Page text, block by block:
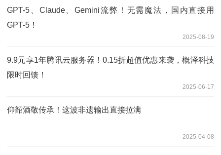
GPT-5、Claude、Gemini流弊！无需魔法，国内直接用
GPT-5！
2025-08-19
9.9元享1年腾讯云服务器！0.15折超值优惠来袭，概泽科技
限时回馈！
2025-06-17
仰韶酒敬传承！这波非遗输出直接拉满
2025-04-08